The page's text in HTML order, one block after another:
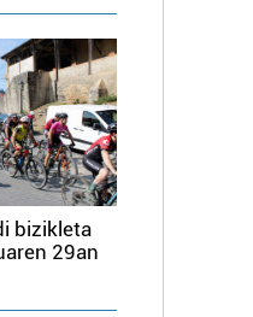
bizikleta
29an